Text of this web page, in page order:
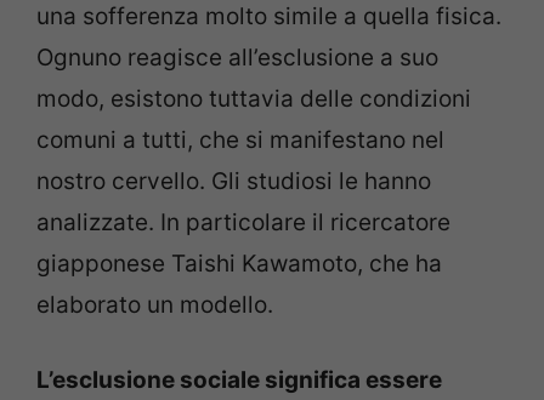
una sofferenza molto simile a quella fisica.
Ognuno reagisce all’esclusione a suo
modo, esistono tuttavia delle condizioni
comuni a tutti, che si manifestano nel
nostro cervello. Gli studiosi le hanno
analizzate. In particolare il ricercatore
giapponese Taishi Kawamoto, che ha
elaborato un modello.
L’esclusione sociale significa essere